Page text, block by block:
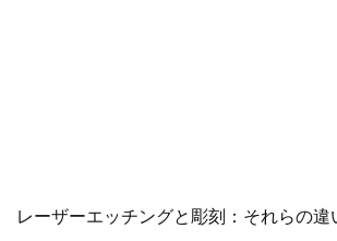
レーザーエッチングと彫刻：それらの違